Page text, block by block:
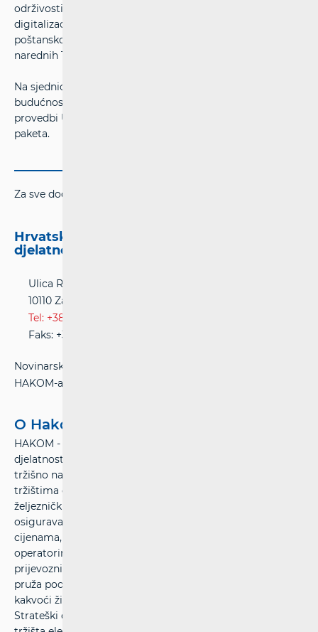
održivosti poštanskog sektora te sveprisutne
digitalizacije, a sve s ciljem preispitivanja budućnosti
poštanskog sektora i njegovog regulatornog okvira u
narednih 10-ak godina.
Na sjednici su usvojena izvješća radnih skupina ERGP-a o
budućnosti univerzalne (poštanske) usluge te primjeni i
provedbi Uredbe o uslugama prekogranične dostave
paketa.
Za sve dodatne informacije molimo kontaktirajte:
Hrvatska regulatorna agencija za mrežne
djelatnosti (HAKOM)
Ulica Roberta Frangeša-Mihanovića 9
10110 Zagreb
Tel: +385(0)1 700 70 07
Faks: +385(0)1 700 70 70
Novinarski upiti postavljaju se na službenoj web stranici
HAKOM-a na adresi:
O Hakom-u
HAKOM - Hrvatska regulatorna agencija za mrežne
djelatnosti – osigurava pretpostavke za ravnopravno
tržišno natjecanje, stabilan rast i prostor za inovacije na
tržištima elektroničkih komunikacija te poštanskih i
željezničkih usluga. HAKOM štiti interese korisnika i
osigurava mogućnost izbora usluga po prihvatljivim
cijenama, određuje održive konkurentne uvjete
operatorima, davateljima poštanskih usluga i željezničkim
prijevoznicima uz pravedne uvjete za povrat ulaganja te
pruža podršku ekonomskom rastu, javnim uslugama i
kakvoći života u RH primjenom suvremenih tehnologija.
Strateški ciljevi HAKOM-a su unaprjeđenje regulacije